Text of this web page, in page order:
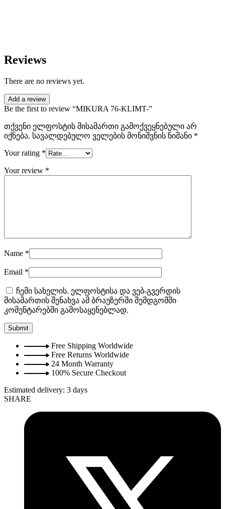
Reviews
There are no reviews yet.
Add a review
Be the first to review “MIKURA 76-KLIMT-”
თქვენი ელფოსტის მისამართი გამოქვეყნებული არ
იქნება. სავალდებულო ველების მონიშვნის ნიშანი *
Your rating *
Your review *
Name *
Email *
ჩემი სახელის. ელფოსტისა და ვებ-გვერდის
მისამართის შენახვა ამ ბრაუზერში შემდგომში
კომენტარებში გამოსაყენებლად.
Free Shipping Worldwide
Free Returns Worldwide
24 Month Warranty
100% Secure Checkout
Estimated delivery: 3 days
SHARE